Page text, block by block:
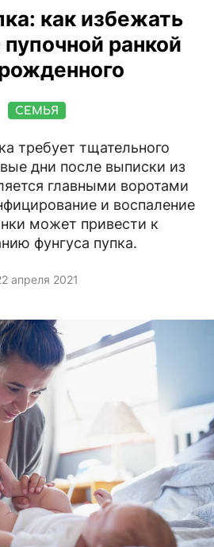
как избежать
ранкой
СЕМЬЯ
требует тщательного
дни после выписки из
главными воротами
и воспаление
может привести к
фунгуса пупка.
апреля 2021